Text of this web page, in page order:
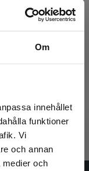
Om
innehållet
funktioner
Vi
och annan
medier och